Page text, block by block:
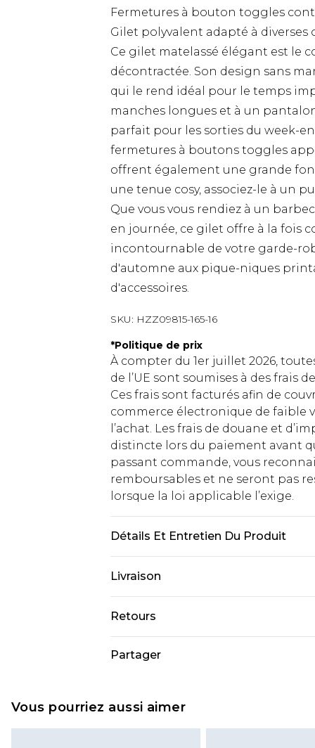
Fermetures à bouton toggles
Gilet polyvalent adapté à diverses
Ce gilet matelassé élégant est le
décontractée. Son design sans
qui le rend idéal pour le temps
manches longues et à un
parfait pour les sorties du week-
fermetures à boutons toggles
offrent également une grande
une tenue cosy, associez-le à un
Que vous vous rendiez à un
en journée, ce gilet offre à la fois
incontournable de votre garde-
d'automne aux pique-niques
d'accessoires.
SKU: HZZ09815-165-16
*Politique de prix
À compter du 1er juillet 2026,
de l’UE sont soumises à des frais
Ces frais sont facturés afin de
commerce électronique de faible
l’achat. Les frais de douane et
distincte lors du paiement avant
passant commande, vous
remboursables et ne seront pas
lorsque la loi applicable l’exige.
Détails Et Entretien Du Produit
Livraison
Livraison standard France
Livraison express France
Evri Parcel Shop
Retours
nous retourner un article.
demandée.
Partager
Vous pourriez aussi aimer